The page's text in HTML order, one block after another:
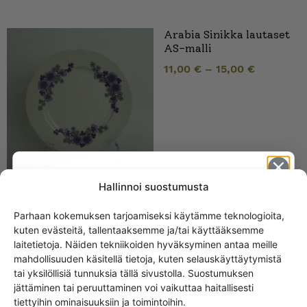
Hallinnoi suostumusta
Parhaan kokemuksen tarjoamiseksi käytämme teknologioita,
kuten evästeitä, tallentaaksemme ja/tai käyttääksemme
laitetietoja. Näiden tekniikoiden hyväksyminen antaa meille
mahdollisuuden käsitellä tietoja, kuten selauskäyttäytymistä
tai yksilöllisiä tunnuksia tällä sivustolla. Suostumuksen
jättäminen tai peruuttaminen voi vaikuttaa haitallisesti
tiettyihin ominaisuuksiin ja toimintoihin.
Arabia Sinikka lautaset
AS-malli
11,00 € – 15,00 €
SAMANKALTAISET TUOTTEET
Arabia Kaunokki kaadin
1 ltr
Get -5%
off?
Yes! I want the discount